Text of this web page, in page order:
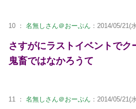
10 ： 名無しさん＠おーぷん ：2014/05/21(
さすがにラストイベントでク
鬼畜ではなかろうて
11 ： 名無しさん＠おーぷん ：2014/05/21(